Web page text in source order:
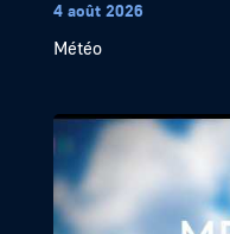
4 août 2026
Météo